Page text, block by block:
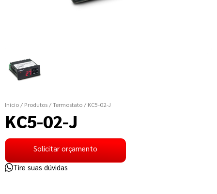
Início / Produtos / Termostato / KC5-02-J
KC5-02-J
Solicitar orçamento
Tire suas dúvidas